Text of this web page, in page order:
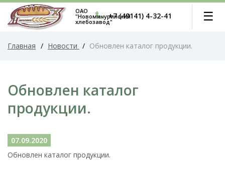
ОАО
"Новомичуринский
хлебозавод"
+7 (49141) 4-32-41 ☰
Главная / Новости / Обновлен каталог продукции.
Обновлен каталог
продукции.
07.09.2020
Обновлен каталог продукции.